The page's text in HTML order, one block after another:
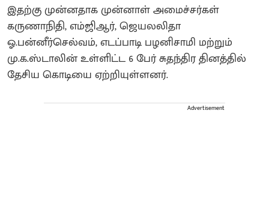
இதற்கு முன்னதாக முன்னாள் அமைச்சர்கள்
கருணாநிதி, எம்ஜிஆர், ஜெயலலிதா
ஓ.பன்னீர்செல்வம், எடப்பாடி பழனிசாமி மற்றும்
மு.க.ஸ்டாலின் உள்ளிட்ட 6 பேர் சுதந்திர தினத்தில்
தேசிய கொடியை ஏற்றியுள்ளனர்.
Advertisement